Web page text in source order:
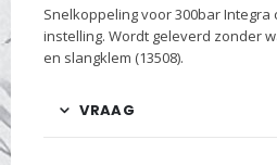
Snelkoppeling voor 300bar Integra
instelling. Wordt geleverd zonder
en slangklem (13508).
VRAAG